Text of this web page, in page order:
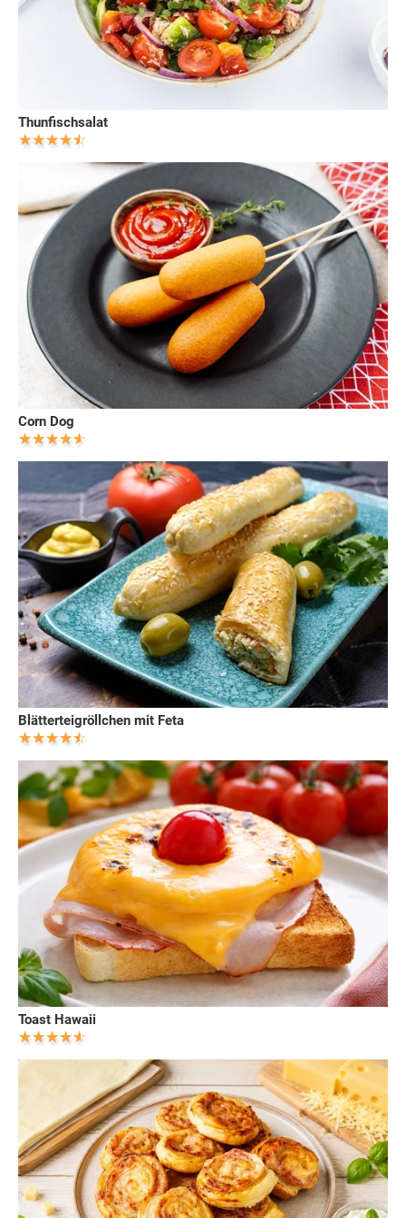
Thunfischsalat
Corn Dog
Blätterteigröllchen mit Feta
Toast Hawaii